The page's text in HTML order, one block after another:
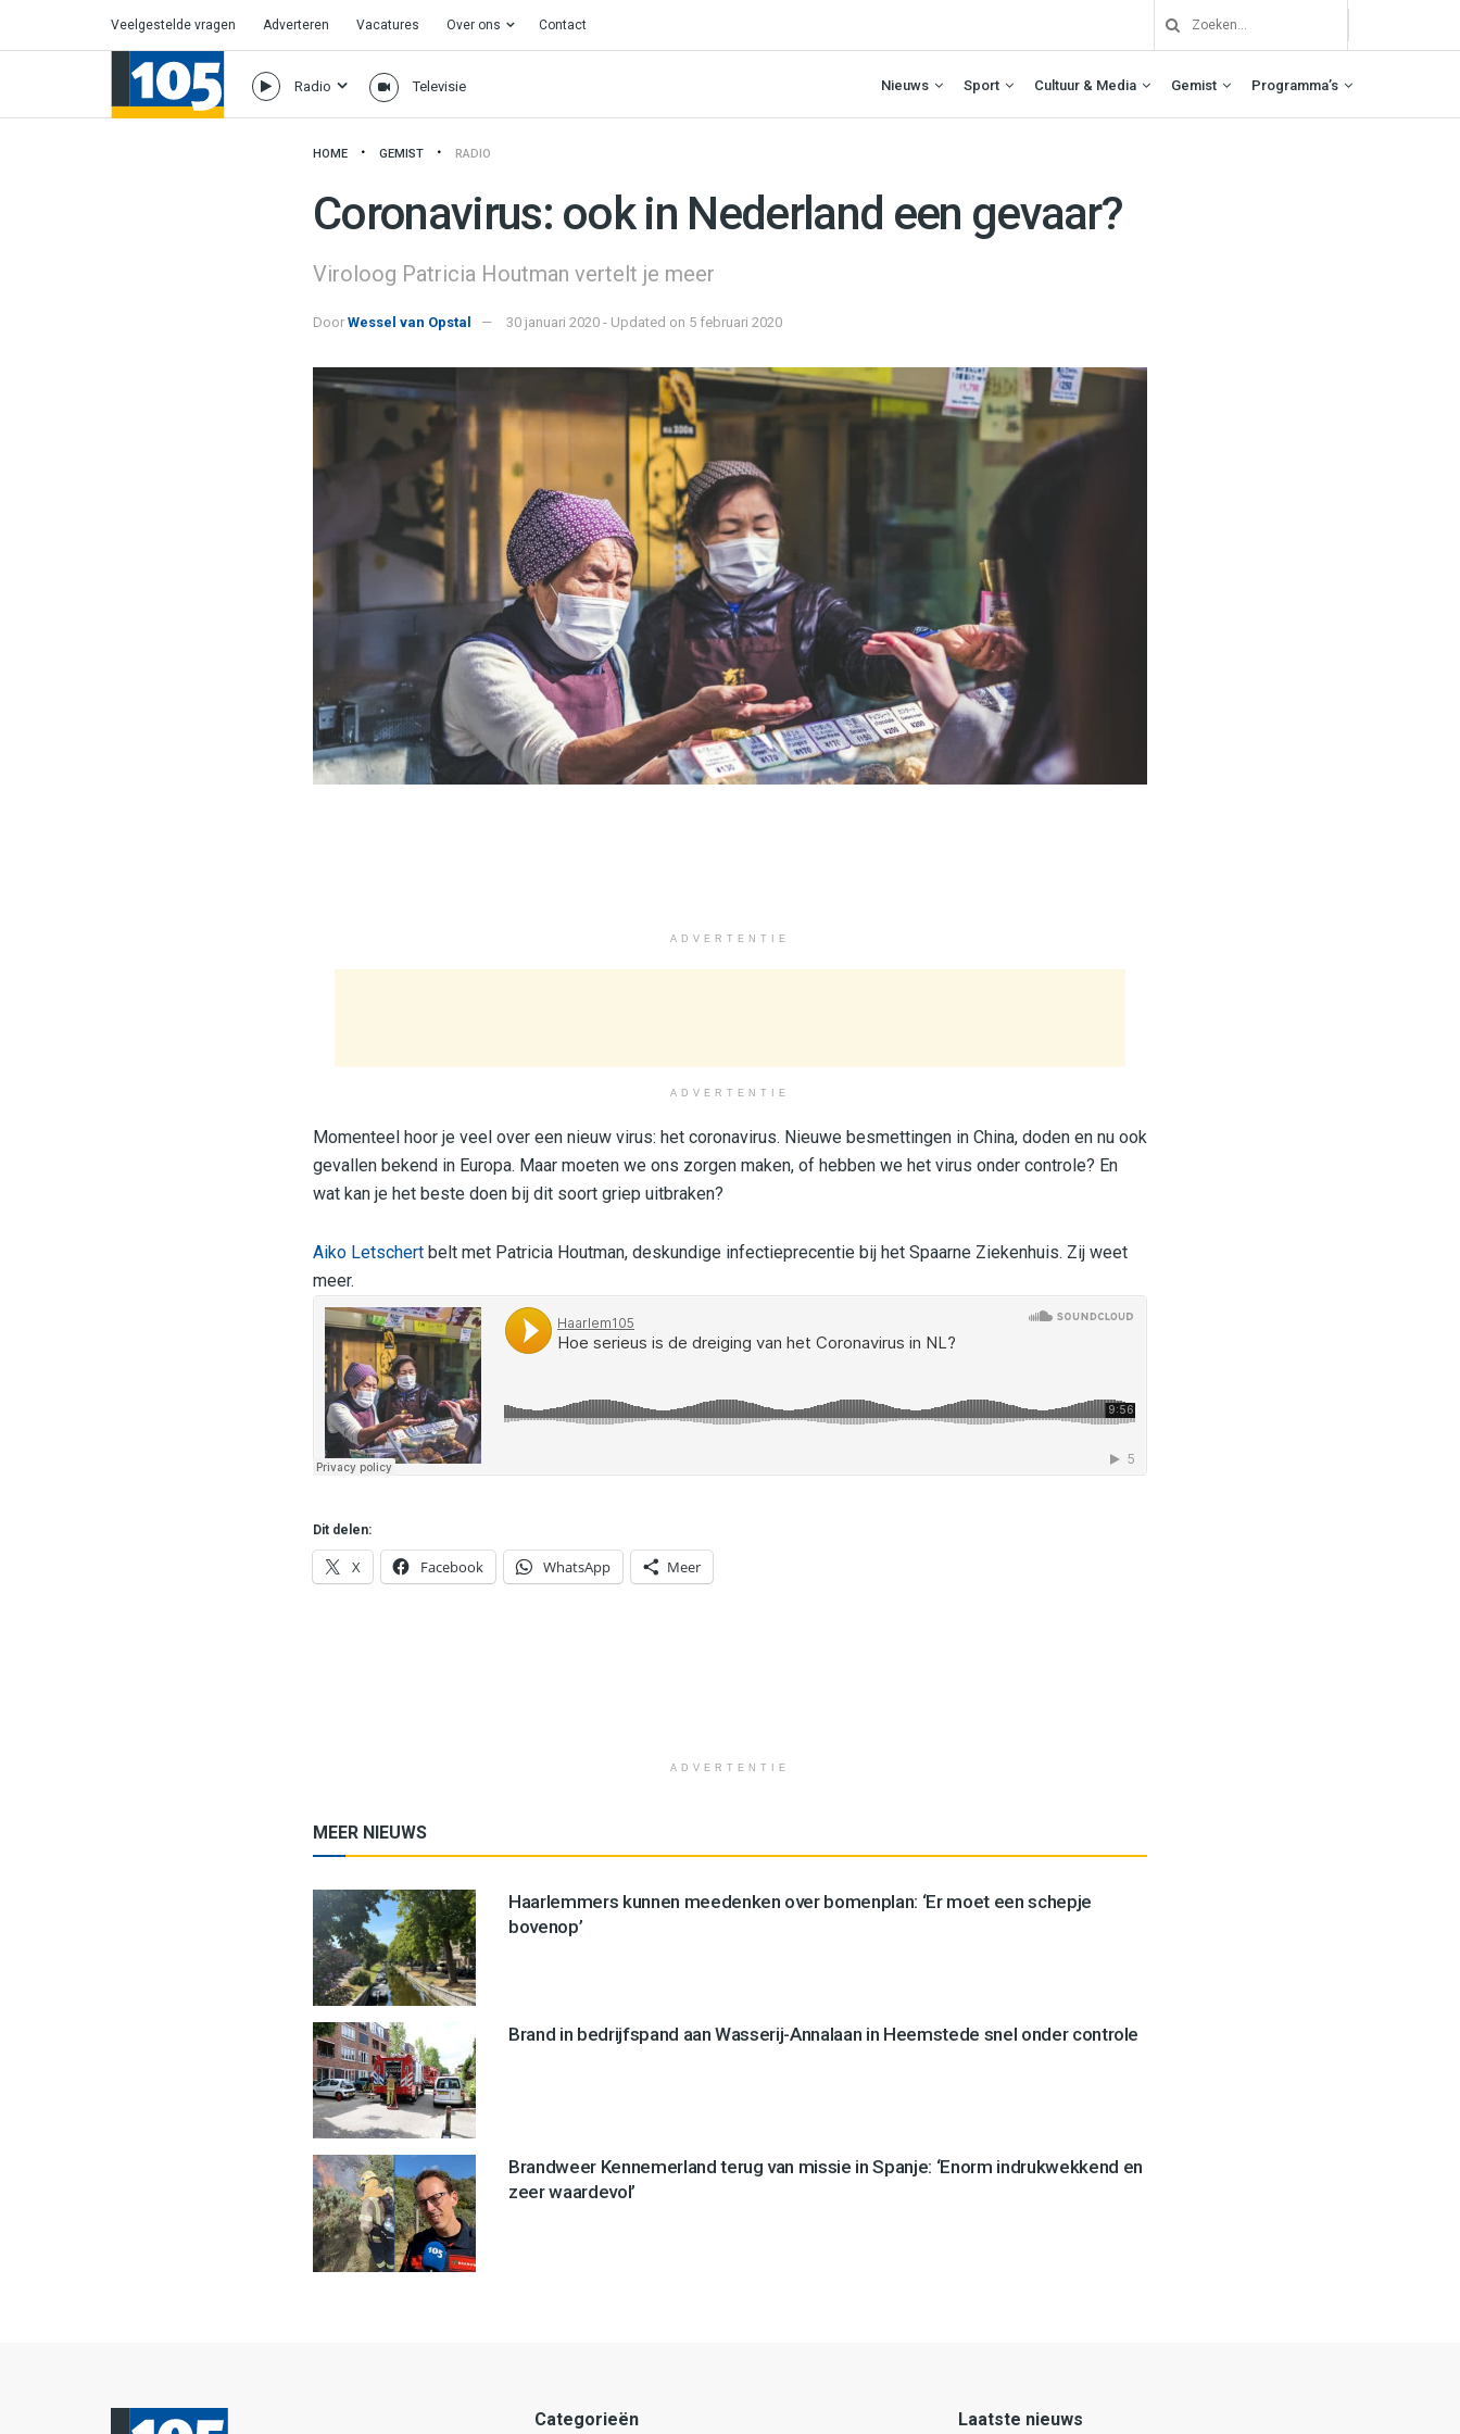
Veelgestelde vragen Adverteren Vacatures Over ons Contact
Radio Televisie Nieuws Sport Cultuur & Media Gemist Programma’s
HOME GEMIST RADIO
Coronavirus: ook in Nederland een gevaar?
Viroloog Patricia Houtman vertelt je meer
Door Wessel van Opstal 30 januari 2020 - Updated on 5 februari 2020
ADVERTENTIE
ADVERTENTIE
Momenteel hoor je veel over een nieuw virus: het coronavirus. Nieuwe besmettingen in China, doden en nu ook
gevallen bekend in Europa. Maar moeten we ons zorgen maken, of hebben we het virus onder controle? En
wat kan je het beste doen bij dit soort griep uitbraken?
Aiko Letschert belt met Patricia Houtman, deskundige infectieprecentie bij het Spaarne Ziekenhuis. Zij weet
meer.
Dit delen:
X Facebook WhatsApp Meer
ADVERTENTIE
MEER NIEUWS
Haarlemmers kunnen meedenken over bomenplan: ‘Er moet een schepje
bovenop’
Brand in bedrijfspand aan Wasserij-Annalaan in Heemstede snel onder controle
Brandweer Kennemerland terug van missie in Spanje: ‘Enorm indrukwekkend en
zeer waardevol’
Categorieën Laatste nieuws